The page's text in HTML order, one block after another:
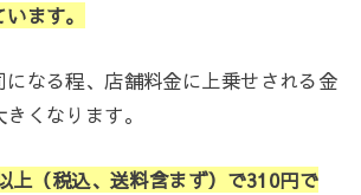
ます。
なる程、店舗料金に上乗せされる金
くなります。
上（税込、送料含まず）で310円で